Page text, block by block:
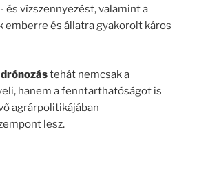
és vízszennyezést, valamint a
emberre és állatra gyakorolt káros
tehát nemcsak a
hanem a fenntarthatóságot is
agrárpolitikájában
lesz.